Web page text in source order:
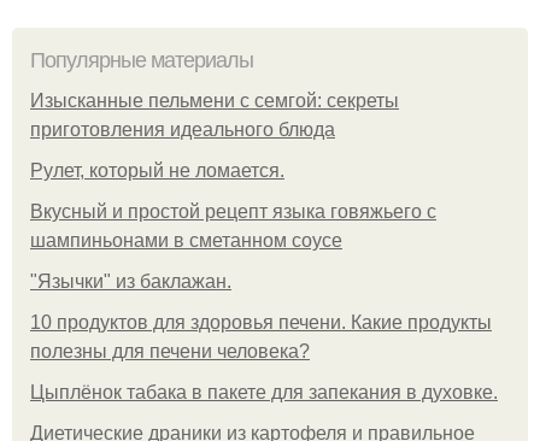
Популярные материалы
Изысканные пельмени с семгой: секреты
приготовления идеального блюда
Рулет, который не ломается.
Вкусный и простой рецепт языка говяжьего с
шампиньонами в сметанном соусе
"Язычки" из баклажан.
10 продуктов для здоровья печени. Какие продукты
полезны для печени человека?
Цыплёнок табака в пакете для запекания в духовке.
Диетические драники из картофеля и правильное